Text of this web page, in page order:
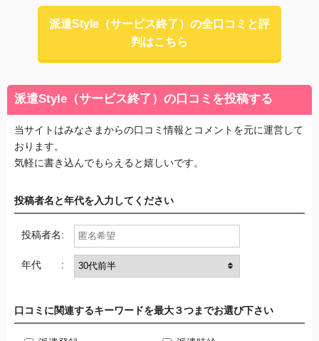
派遣Style（サービス終了）の全口コミと評
判はこちら
派遣Style（サービス終了）の口コミを投稿する
当サイトはみなさまからの口コミ情報とコメントを元に運営して
おります。
気軽に書き込んでもらえると嬉しいです。
投稿者名と年代を入力してください
投稿者名:
年代 :
口コミに関連するキーワードを最大３つまでお選び下さい